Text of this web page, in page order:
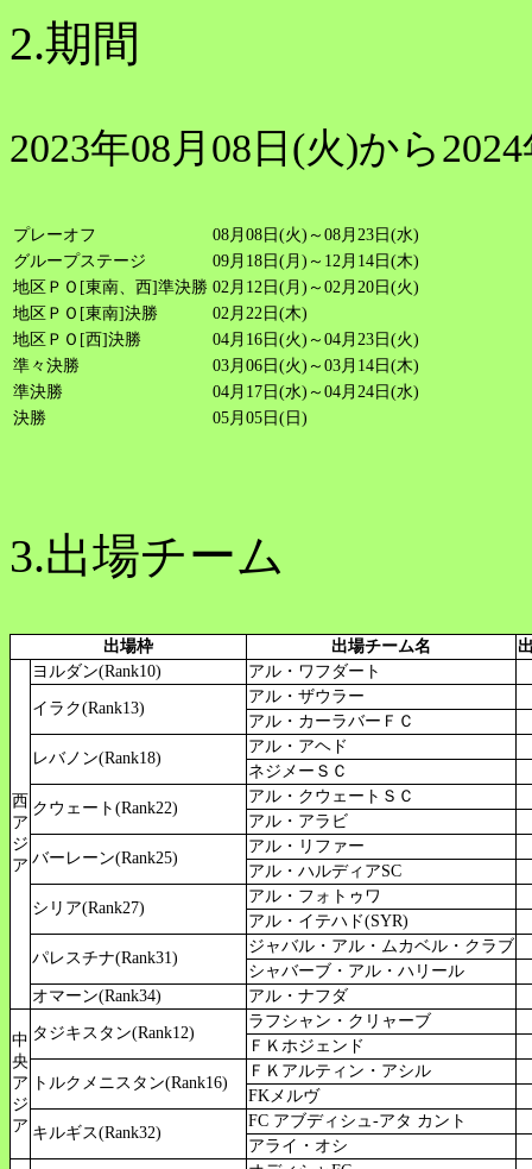
2.期間
2023年08月08日(火)から
プレーオフ
08月08日(火)～08月23日(水)
グループステージ
09月18日(月)～12月14日(木)
地区ＰＯ[東南、西]準決勝 02月12日(月)～02月20日(火)
地区ＰＯ[東南]決勝
02月22日(木)
地区ＰＯ[西]決勝
04月16日(火)～04月23日(火)
準々決勝
03月06日(火)～03月14日(木)
準決勝
04月17日(水)～04月24日(水)
決勝
05月05日(日)
3.出場チーム
出場枠 出場チーム名
西
ア
ジ
ア
ヨルダン(Rank10) アル・ワフダート
イラク(Rank13)
アル・ザウラー
アル・カーラバーＦＣ
レバノン(Rank18)
アル・アヘド
ネジメーＳＣ
クウェート(Rank22)
アル・クウェートＳＣ
アル・アラビ
バーレーン(Rank25)
アル・リファー
アル・ハルディアSC
シリア(Rank27)
アル・フォトゥワ
アル・イテハド(SYR)
パレスチナ(Rank31)
ジャバル・アル・ムカベル・クラブ
シャバーブ・アル・ハリール
オマーン(Rank34)
アル・ナフダ
中
央
ア
ジ
ア
タジキスタン(Rank12)
ラフシャン・クリャーブ
ＦＫホジェンド
トルクメニスタン(Rank16)
ＦＫアルティン・アシル
FKメルヴ
キルギス(Rank32)
FC アブディシュ-アタ カント
アライ・オシ